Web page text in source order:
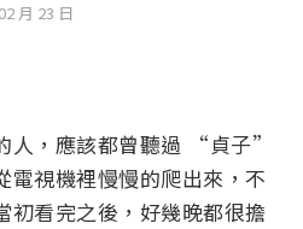
月 23 日
人，應該都曾聽過 “貞子”
電視機裡慢慢的爬出來，不
初看完之後，好幾晚都很擔